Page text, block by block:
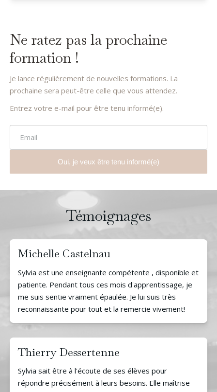
Ne ratez pas la prochaine
formation !
Je lance régulièrement de nouvelles formations. La
prochaine sera peut-être celle que vous attendez.
Entrez votre e-mail pour être tenu informé(e).
Oui, je veux être tenu informé(e)
Témoignages
Michelle Castelnau
Sylvia est une enseignante compétente , disponible et
patiente. Pendant tous ces mois d'apprentissage, je
me suis sentie vraiment épaulée. Je lui suis très
reconnaissante pour tout et la remercie vivement!
Thierry Dessertenne
Sylvia sait être à l'écoute de ses élèves pour
répondre précisément à leurs besoins. Elle maîtrise